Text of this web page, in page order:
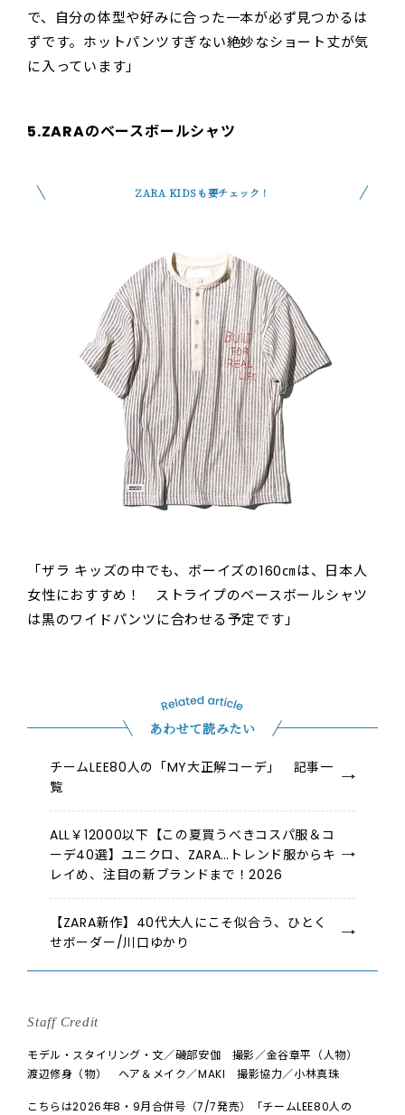
で、自分の体型や好みに合った一本が必ず見つかるは
ずです。ホットパンツすぎない絶妙なショート丈が気
に入っています」
5.ZARAのベースボールシャツ
ZARA KIDSも要チェック！
「ザラ キッズの中でも、ボーイズの160㎝は、日本人
女性におすすめ！ ストライプのベースボールシャツ
は黒のワイドパンツに合わせる予定です」
あわせて読みたい
チームLEE80人の「MY大正解コーデ」 記事一
覧
ALL￥12000以下【この夏買うべきコスパ服＆コ
ーデ40選】ユニクロ、ZARA…トレンド服からキ
レイめ、注目の新ブランドまで！2026
【ZARA新作】40代大人にこそ似合う、ひとく
せボーダー/川口ゆかり
Staff Credit
モデル・スタイリング・文／磯部安伽 撮影／金谷章平（人物）
渡辺修身（物） ヘア＆メイク／MAKI 撮影協力／小林真珠
こちらは2026年8・9月合併号（7/7発売）「チームLEE80人の